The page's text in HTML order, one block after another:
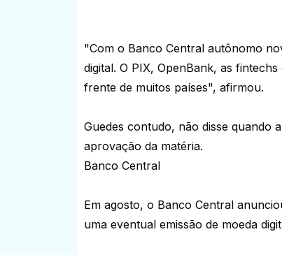
"Com o Banco Central autônomo
digital. O PIX, OpenBank, as
frente de muitos países", afirmou.
Guedes contudo, não disse quando
aprovação da matéria.
Banco Central
Em agosto, o Banco Central
uma eventual emissão de moeda